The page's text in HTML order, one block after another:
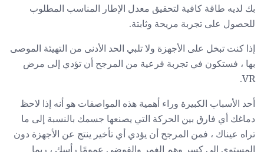
بك لديه طاقة كافية لتحقيق معدل الإطار المناسب المطلوب
للحصول على تجربة مريحة وثابتة.
إذا كنت تبخل على الأجهزة ولا تلبي الحد الأدنى من التهيئة الموصى
بها ، فستكون في تجربة فرعية من المرجح أن تؤدي إلى مرض
VR.
أحد الأسباب الكبيرة وراء أهمية هذه المواصفات هو أنه إذا لاحظ
دماغك أي فارق بين الحركة التي يصنعها جسمك بالنسبة إلى ما
تراه عيناك ، فمن المرجح أن يؤدي أي تأخير ينتج عن الأجهزة دون
المستوى إلى كسر وهم الغمر والفوضى عمومًا رأسك ، ربما